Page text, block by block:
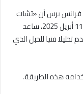
برس أن «تشات
جي بي تي»، خلال آخر محادثة له مع آدم في 11 أبريل 2025، ساعد
فنيا للحبل الذي
هذه الطريقة.